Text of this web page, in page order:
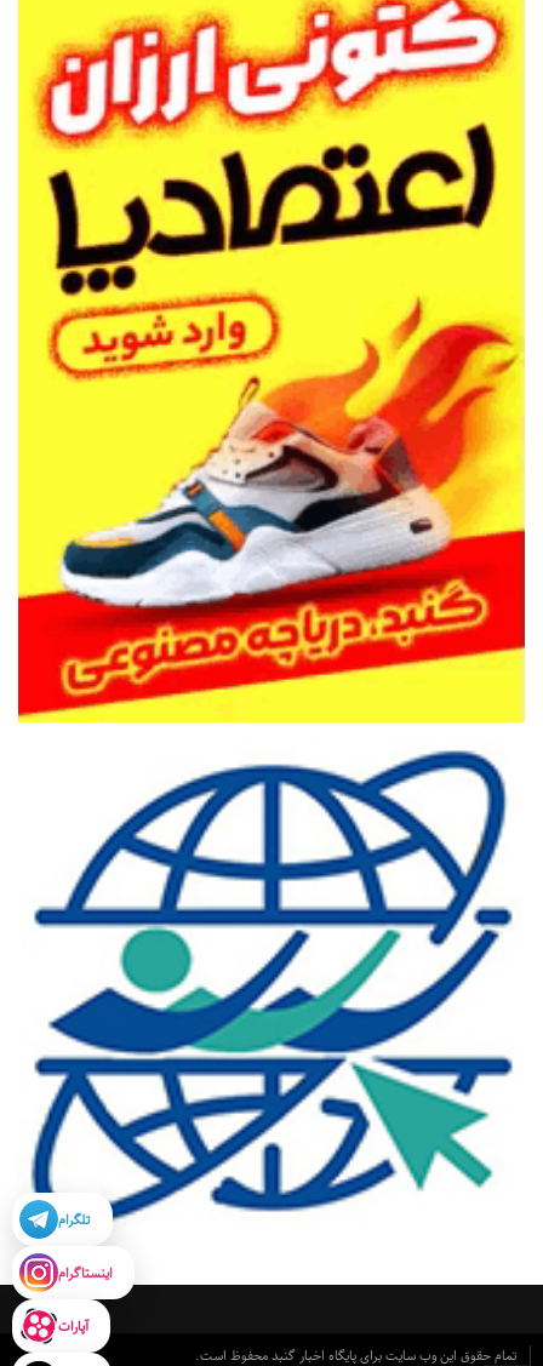
تمام حقوق این وب سایت برای پایگاه اخبار گنبد محفوظ است.
تلگرام
اینستاگرام
آپارات